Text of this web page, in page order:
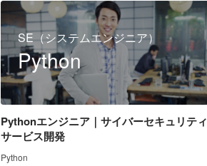
SE（システムエンジニア）
Python
Pythonエンジニア｜サイバーセキュリティ
サービス開発
Python